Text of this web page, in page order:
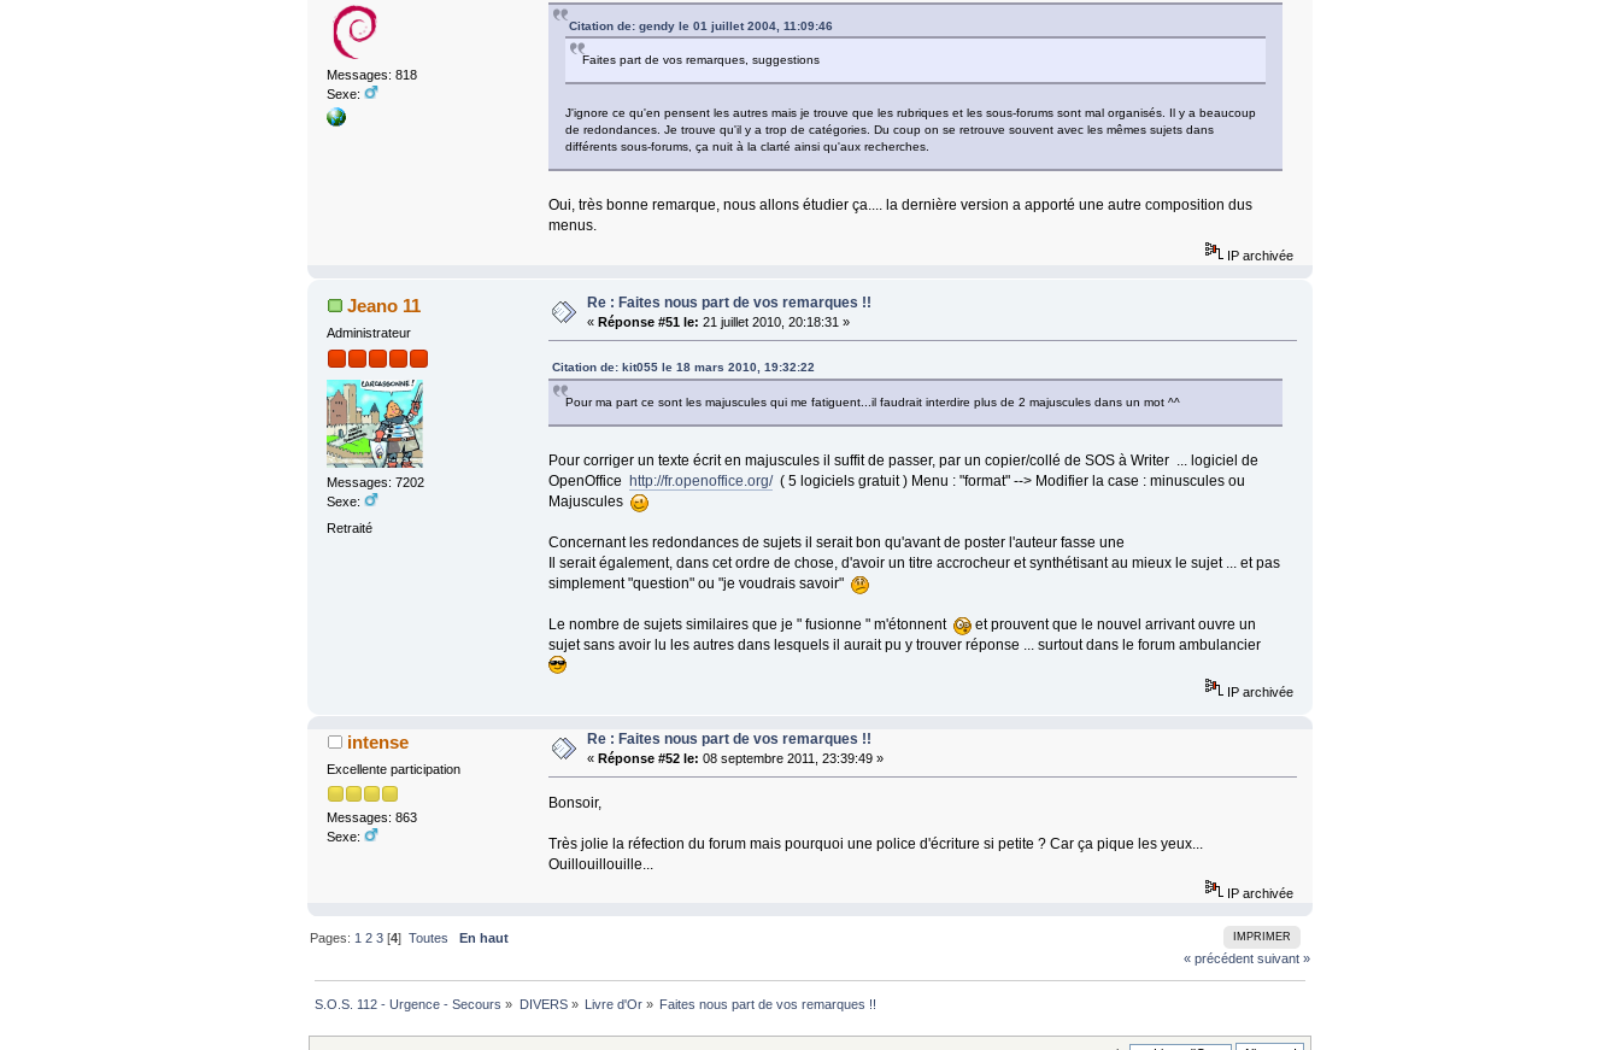
Messages: 818
Sexe:
Citation de: gendy le 01 juillet 2004, 11:09:46
Faites part de vos remarques, suggestions
J'ignore ce qu'en pensent les autres mais je trouve que les rubriques et les sous-forums sont mal organisés. Il y a beaucoup
de redondances. Je trouve qu'il y a trop de catégories. Du coup on se retrouve souvent avec les mêmes sujets dans
différents sous-forums, ça nuit à la clarté ainsi qu'aux recherches.
Oui, très bonne remarque, nous allons étudier ça.... la dernière version a apporté une autre composition dus
menus.
IP archivée
Jeano 11
Administrateur
Messages: 7202
Sexe:
Retraité
Re : Faites nous part de vos remarques !!
«Réponse #51 le: 21 juillet 2010, 20:18:31 »
Citation de: kit055 le 18 mars 2010, 19:32:22
Pour ma part ce sont les majuscules qui me fatiguent...il faudrait interdire plus de 2 majuscules dans un mot ^^
Pour corriger un texte écrit en majuscules il suffit de passer, par un copier/collé de SOS à Writer ... logiciel de
OpenOffice http://fr.openoffice.org/( 5 logiciels gratuit ) Menu : "format" --> Modifier la case : minuscules ou
Majuscules
Concernant les redondances de sujets il serait bon qu'avant de poster l'auteur fasse une
Il serait également, dans cet ordre de chose, d'avoir un titre accrocheur et synthétisant au mieux le sujet ... et pas
simplement "question" ou "je voudrais savoir"
Le nombre de sujets similaires que je " fusionne " m'étonnent
et prouvent que le nouvel arrivant ouvre un
sujet sans avoir lu les autres dans lesquels il aurait pu y trouver réponse ... surtout dans le forum ambulancier
IP archivée
intense
Excellente participation
Messages: 863
Sexe:
Re : Faites nous part de vos remarques !!
«Réponse #52 le: 08 septembre 2011, 23:39:49 »
Bonsoir,
Très jolie la réfection du forum mais pourquoi une police d'écriture si petite ? Car ça pique les yeux...
Ouillouillouille...
IP archivée
IMPRIMER
Pages: 1 2 3 [4]Toutes
En haut
« précédent suivant »
S.O.S. 112 - Urgence - Secours » DIVERS» Livre d'Or » Faites nous part de vos remarques !!